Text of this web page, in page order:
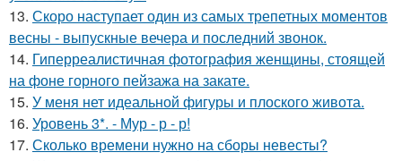
13. Скоро наступает один из самых трепетных моментов
весны - выпускные вечера и последний звонок.
14. Гиперреалистичная фотография женщины, стоящей
на фоне горного пейзажа на закате.
15. У меня нет идеальной фигуры и плоского живота.
16. Уровень 3*. - Мур - р - р!
17. Сколько времени нужно на сборы невесты?